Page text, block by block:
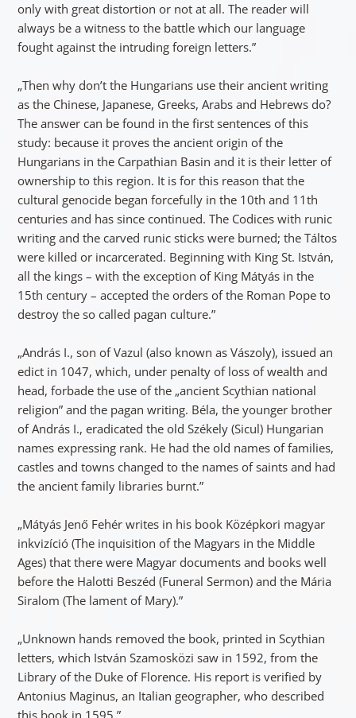
only with great distortion or not at all. The reader will
always be a witness to the battle which our language
fought against the intruding foreign letters.”
„Then why don’t the Hungarians use their ancient writing
as the Chinese, Japanese, Greeks, Arabs and Hebrews do?
The answer can be found in the first sentences of this
study: because it proves the ancient origin of the
Hungarians in the Carpathian Basin and it is their letter of
ownership to this region. It is for this reason that the
cultural genocide began forcefully in the 10th and 11th
centuries and has since continued. The Codices with runic
writing and the carved runic sticks were burned; the Táltos
were killed or incarcerated. Beginning with King St. István,
all the kings – with the exception of King Mátyás in the
15th century – accepted the orders of the Roman Pope to
destroy the so called pagan culture.”
„András I., son of Vazul (also known as Vászoly), issued an
edict in 1047, which, under penalty of loss of wealth and
head, forbade the use of the „ancient Scythian national
religion” and the pagan writing. Béla, the younger brother
of András I., eradicated the old Székely (Sicul) Hungarian
names expressing rank. He had the old names of families,
castles and towns changed to the names of saints and had
the ancient family libraries burnt.”
„Mátyás Jenő Fehér writes in his book Középkori magyar
inkvizíció (The inquisition of the Magyars in the Middle
Ages) that there were Magyar documents and books well
before the Halotti Beszéd (Funeral Sermon) and the Mária
Siralom (The lament of Mary).”
„Unknown hands removed the book, printed in Scythian
letters, which István Szamosközi saw in 1592, from the
Library of the Duke of Florence. His report is verified by
Antonius Maginus, an Italian geographer, who described